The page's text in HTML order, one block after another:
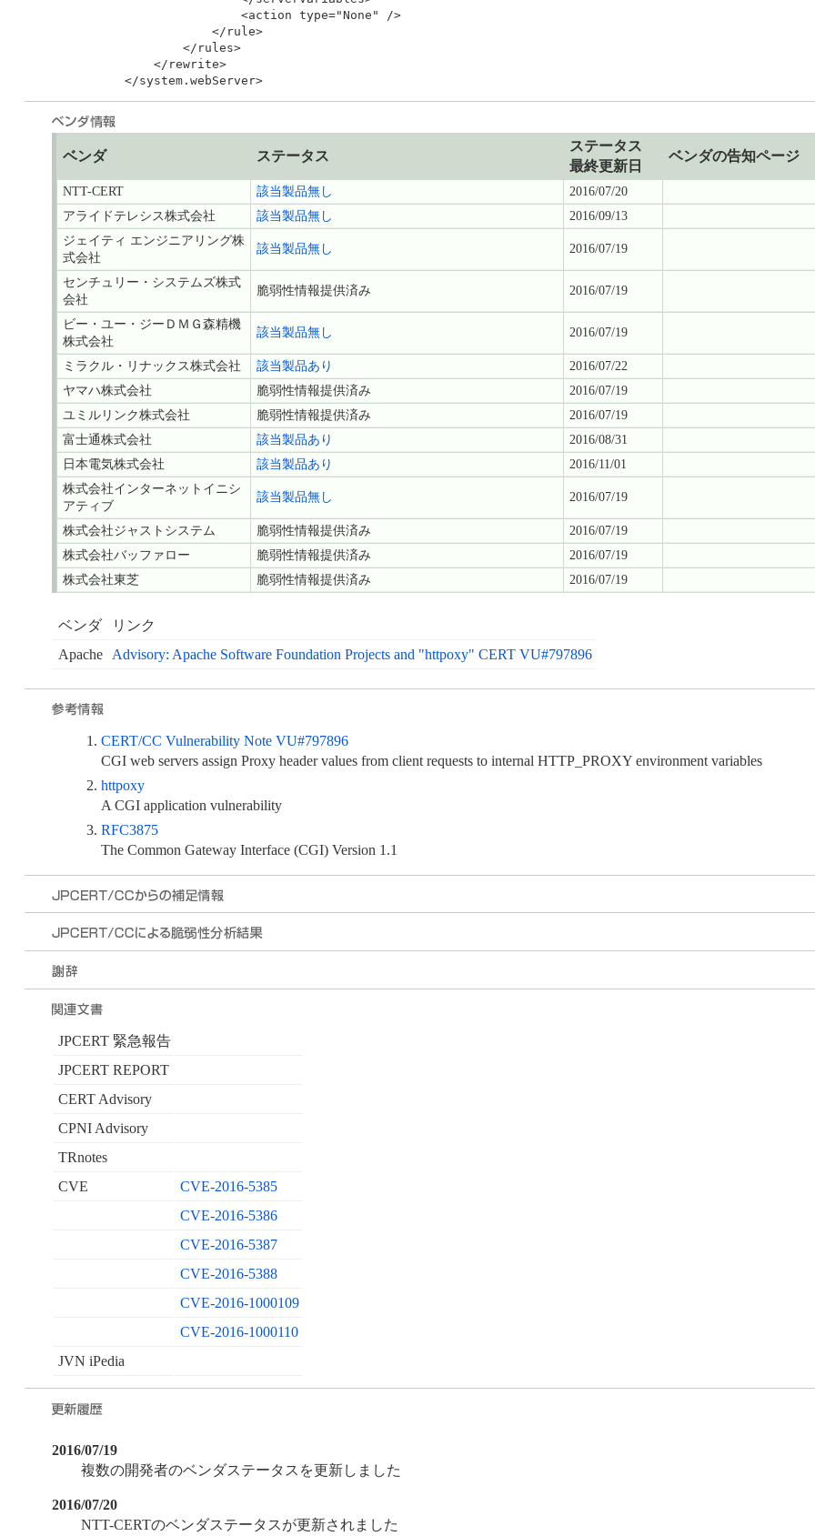
                <action type="None" />
            </rule>
        </rules>
    </rewrite>
</system.webServer>
ベンダ ステータス
ステータス
最終更新日
ベンダの告知ページ
NTT-CERT 該当製品無し
2016/07/20
アライドテレシス株式会社
該当製品無し
2016/09/13
ジェイティ エンジニアリング株
式会社
該当製品無し 2016/07/19
センチュリー・システムズ株式
会社
脆弱性情報提供済み 2016/07/19
ビー・ユー・ジーＤＭＧ森精機
株式会社
該当製品無し 2016/07/19
ミラクル・リナックス株式会社 該当製品あり
2016/07/22
ヤマハ株式会社
脆弱性情報提供済み
2016/07/19
ユミルリンク株式会社
脆弱性情報提供済み
2016/07/19
富士通株式会社
該当製品あり
2016/08/31
日本電気株式会社
該当製品あり
2016/11/01
株式会社インターネットイニシ
アティブ
該当製品無し 2016/07/19
株式会社ジャストシステム 脆弱性情報提供済み
2016/07/19
株式会社バッファロー
脆弱性情報提供済み
2016/07/19
株式会社東芝
脆弱性情報提供済み 2016/07/19
ベンダ
リンク
Apache Advisory: Apache Software Foundation Projects and "httpoxy" CERT VU#797896
CERT/CC Vulnerability Note VU#797896
CGI web servers assign Proxy header values from client requests to internal HTTP_PROXY environment variables
httpoxy
A CGI application vulnerability
RFC3875
The Common Gateway Interface (CGI) Version 1.1
JPCERT 緊急報告
JPCERT REPORT
CERT Advisory
CPNI Advisory
TRnotes
CVE
CVE-2016-5385
CVE-2016-5386
CVE-2016-5387
CVE-2016-5388
CVE-2016-1000109
CVE-2016-1000110
JVN iPedia
2016/07/19
複数の開発者のベンダステータスを更新しました
2016/07/20
NTT-CERTのベンダステータスが更新されました